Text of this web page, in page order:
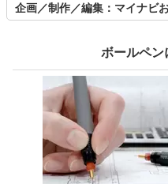
企画／制作／編集：マイナビ
ボールペン